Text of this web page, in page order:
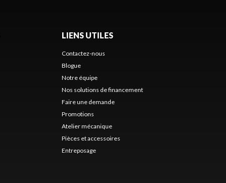
LIENS UTILES
Contactez-nous
Blogue
Notre équipe
Nos solutions de financement
Faire une demande
Promotions
Atelier mécanique
Pièces et accessoires
Entreposage